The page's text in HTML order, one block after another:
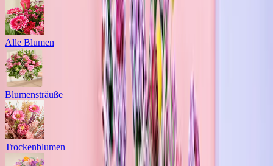
Alle Blumen
Blumensträuße
Trockenblumen